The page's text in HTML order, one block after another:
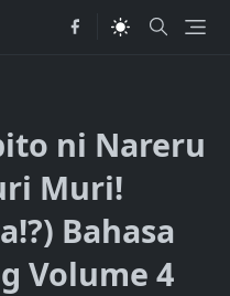
ni Nareru
Muri!
Bahasa
Volume 4